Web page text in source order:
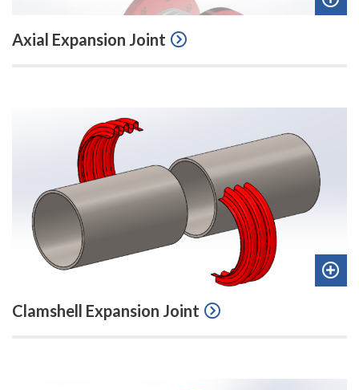
Add
Axial Expansion Joint
Add
Clamshell Expansion Joint